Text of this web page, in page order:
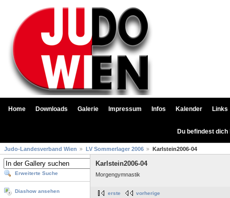
Home Downloads Galerie Impressum Infos Kalender Links
Du befindest
Judo-Landesverband Wien LV Sommerlager 2006 Karlstein2006-04
Erweiterte Suche
Diashow ansehen
Karlstein2006-04
Morgengymnastik
erste vorherige